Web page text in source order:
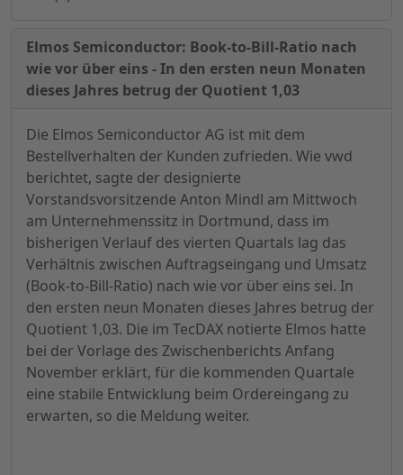
Elmos Semiconductor: Book-to-Bill-Ratio nach
wie vor über eins - In den ersten neun Monaten
dieses Jahres betrug der Quotient 1,03
Die Elmos Semiconductor AG ist mit dem
Bestellverhalten der Kunden zufrieden. Wie vwd
berichtet, sagte der designierte
Vorstandsvorsitzende Anton Mindl am Mittwoch
am Unternehmenssitz in Dortmund, dass im
bisherigen Verlauf des vierten Quartals lag das
Verhältnis zwischen Auftragseingang und Umsatz
(Book-to-Bill-Ratio) nach wie vor über eins sei. In
den ersten neun Monaten dieses Jahres betrug der
Quotient 1,03. Die im TecDAX notierte Elmos hatte
bei der Vorlage des Zwischenberichts Anfang
November erklärt, für die kommenden Quartale
eine stabile Entwicklung beim Ordereingang zu
erwarten, so die Meldung weiter.